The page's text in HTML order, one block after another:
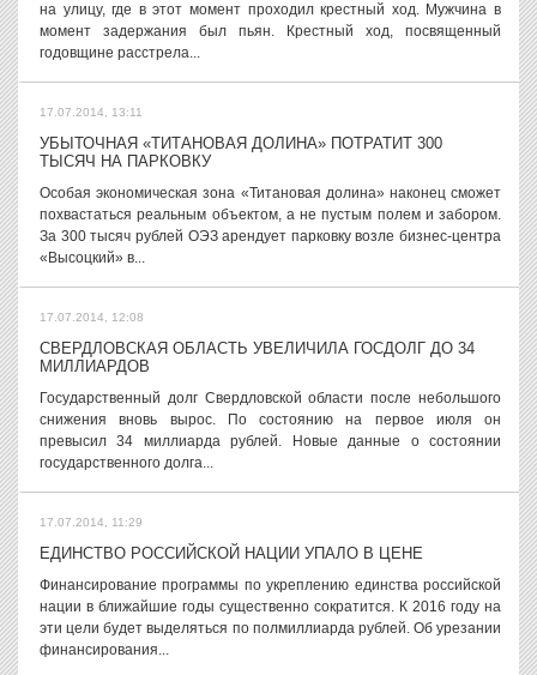
на улицу, где в этот момент проходил крестный ход. Мужчина в
момент задержания был пьян. Крестный ход, посвященный
годовщине расстрела...
17.07.2014, 13:11
УБЫТОЧНАЯ «ТИТАНОВАЯ ДОЛИНА» ПОТРАТИТ 300
ТЫСЯЧ НА ПАРКОВКУ
Особая экономическая зона «Титановая долина» наконец сможет
похвастаться реальным объектом, а не пустым полем и забором.
За 300 тысяч рублей ОЭЗ арендует парковку возле бизнес-центра
«Высоцкий» в...
17.07.2014, 12:08
СВЕРДЛОВСКАЯ ОБЛАСТЬ УВЕЛИЧИЛА ГОСДОЛГ ДО 34
МИЛЛИАРДОВ
Государственный долг Свердловской области после небольшого
снижения вновь вырос. По состоянию на первое июля он
превысил 34 миллиарда рублей. Новые данные о состоянии
государственного долга...
17.07.2014, 11:29
ЕДИНСТВО РОССИЙСКОЙ НАЦИИ УПАЛО В ЦЕНЕ
Финансирование программы по укреплению единства российской
нации в ближайшие годы существенно сократится. К 2016 году на
эти цели будет выделяться по полмиллиарда рублей. Об урезании
финансирования...